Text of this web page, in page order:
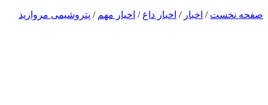
صفحه نخست / اخبار / اخبار داغ / اخیار مهم / پتروشیمی مروارید